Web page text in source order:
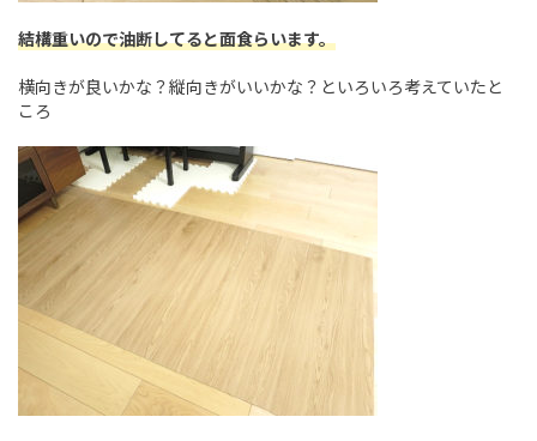
結構重いので油断してると面食らいます。
横向きが良いかな？縦向きがいいかな？といろいろ考えていたと
ころ